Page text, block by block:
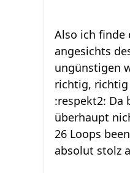
Also ich finde
angesichts
ungünstigen
richtig, richtig
:respekt2: Da
überhaupt
26 Loops
absolut stolz